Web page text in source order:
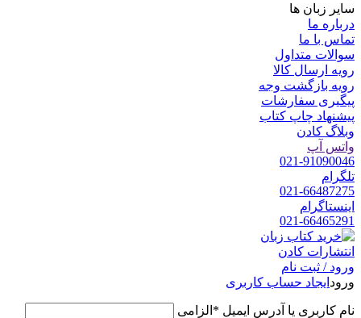
سایر زبان ها
درباره ما
تماس با ما
سوالات متداول
رویه ارسال کالا
رویه بازگشت وجه
پیگیری سفارشات
پیشنهاد چاپ کتاب
وبلاگ کادن
واتس آپ
021-91090046
تلگرام
021-66487275
اینستاگرام
021-66465291
ورود / ثبت نام
ورود ایجاد حساب کاربری
نام کاربری یا آدرس ایمیل * الزامی